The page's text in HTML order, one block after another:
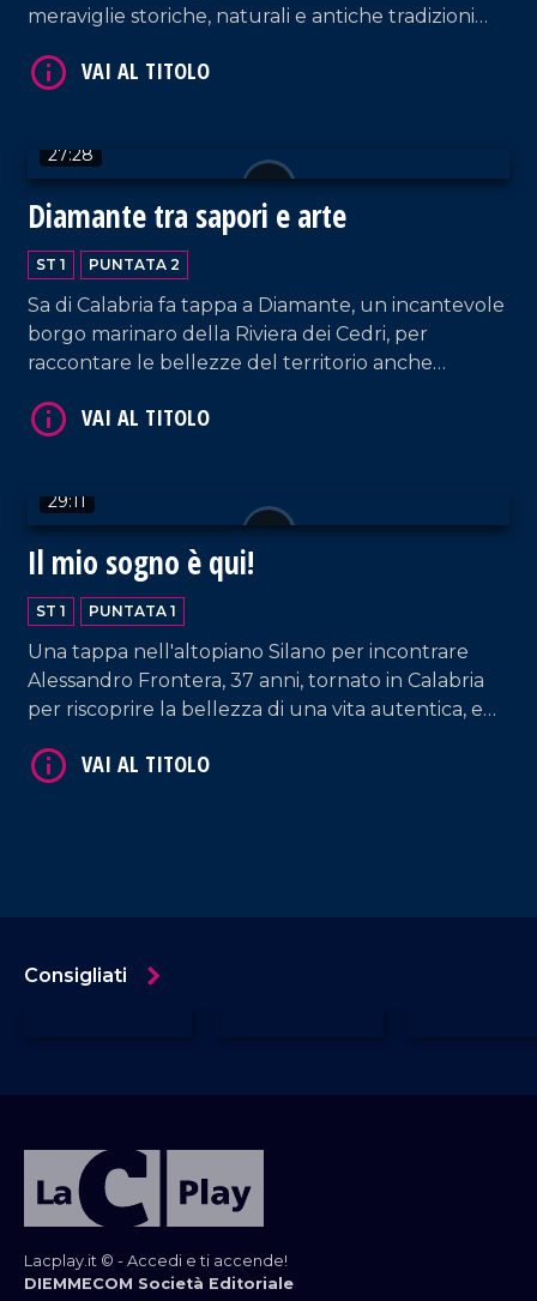
meraviglie storiche, naturali e antiche tradizioni
27:28
Diamante tra sapori e arte
ST 1 PUNTATA 2
Sa di Calabria fa tappa a Diamante, un incantevole
borgo marinaro della Riviera dei Cedri, per
raccontare le bellezze del territorio anche
dellartista, Angelo Aligia.
29:11
Il mio sogno è qui!
ST 1 PUNTATA 1
Una tappa nell'altopiano Silano per incontrare
Alessandro Frontera, 37 anni, tornato in Calabria
per riscoprire la bellezza di una vita autentica, e
ricette della tradizione.
Consigliati
Lacplay.it © - Accedi e ti accende!
DIEMMECOM Società Editoriale